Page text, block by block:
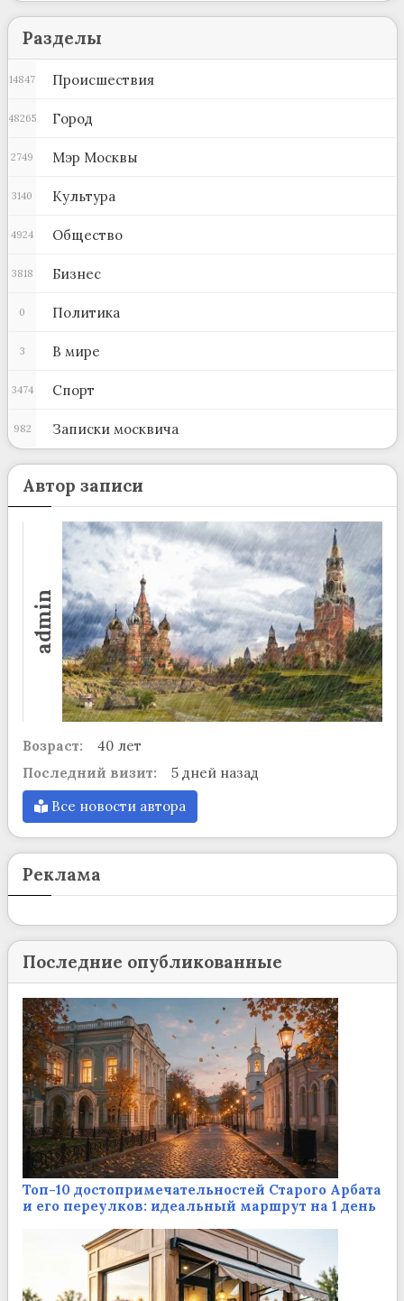
Разделы
Происшествия
14847
Город
48265
Мэр Москвы
2749
Культура
3140
Общество
4924
Бизнес
3818
Политика
0
В мире
3
Спорт
3474
Записки москвича
982
Автор записи
admin
Возраст:
40 лет
Последний визит:
5 дней назад
Все новости автора
Реклама
Последние опубликованные
Топ-10 достопримечательностей Старого Арбата
и его переулков: идеальный маршрут на 1 день